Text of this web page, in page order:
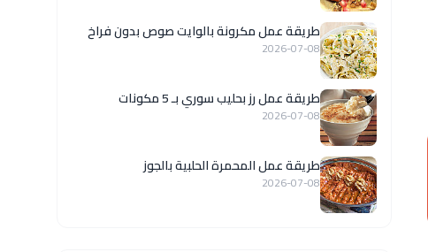
طريقة عمل مكرونة بالوايت صوص بدون فراخ
2026-07-08
طريقة عمل رز بحليب سوري بـ 5 مكونات
2026-07-08
طريقة عمل المحمرة الحلبية بالجوز
2026-07-08